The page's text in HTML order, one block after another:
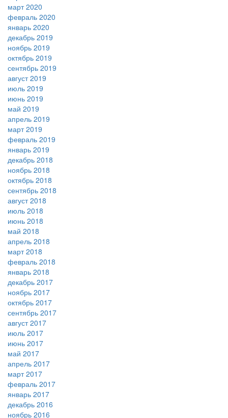
март 2020
февраль 2020
январь 2020
декабрь 2019
ноябрь 2019
октябрь 2019
сентябрь 2019
август 2019
июль 2019
июнь 2019
май 2019
апрель 2019
март 2019
февраль 2019
январь 2019
декабрь 2018
ноябрь 2018
октябрь 2018
сентябрь 2018
август 2018
июль 2018
июнь 2018
май 2018
апрель 2018
март 2018
февраль 2018
январь 2018
декабрь 2017
ноябрь 2017
октябрь 2017
сентябрь 2017
август 2017
июль 2017
июнь 2017
май 2017
апрель 2017
март 2017
февраль 2017
январь 2017
декабрь 2016
ноябрь 2016